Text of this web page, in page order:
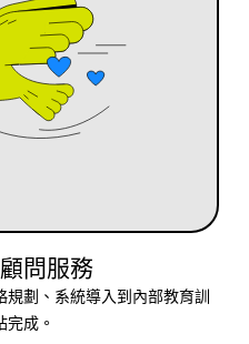
問服務
劃、系統導入到內部教育訓
完成。